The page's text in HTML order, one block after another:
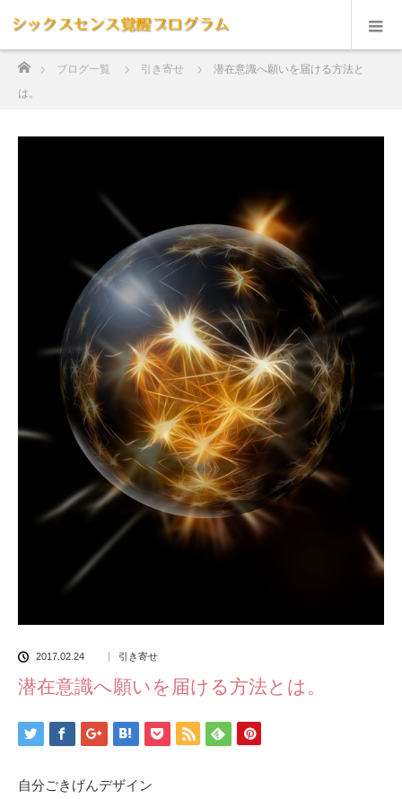
ブログ一覧 引き寄せ
潜在意識へ願いを届ける方法と
は。
2017.02.24 引き寄せ
潜在意識へ願いを届ける方法とは。
自分ごきげんデザイン